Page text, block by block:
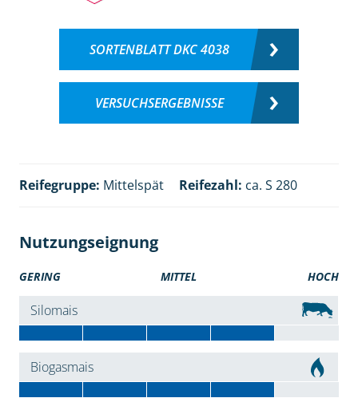
SORTENBLATT DKC 4038
VERSUCHSERGEBNISSE
Reifegruppe: Mittelspät Reifezahl: ca. S 280
Nutzungseignung
GERING MITTEL HOCH
Silomais
Biogasmais